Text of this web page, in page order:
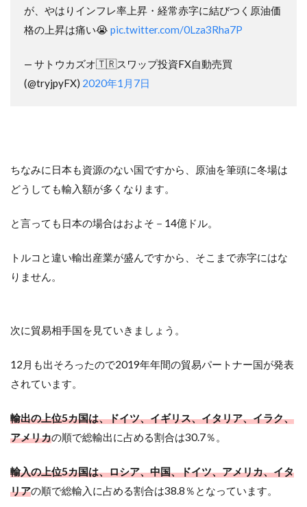
が、やはりインフレ率上昇・経常赤字に結びつく原油価
格の上昇は痛い😭 pic.twitter.com/0Lza3Rha7P
— サトウカズオ🇹🇷スワップ投資FX自動売買
(@tryjpyFX) 2020年1月7日
ちなみに日本も資源のない国ですから、原油を筆頭に冬場は
どうしても輸入額が多くなります。
と言っても日本の場合はおよそ－14億ドル。
トルコと違い輸出産業が盛んですから、そこまで赤字にはな
りません。
次に貿易相手国を見ていきましょう。
12月も出そろったので2019年年間の貿易パートナー国が発表
されています。
輸出の上位5カ国は、ドイツ、イギリス、イタリア、イラク、
アメリカの順で総輸出に占める割合は30.7％。
輸入の上位5カ国は、ロシア、中国、ドイツ、アメリカ、イタ
リアの順で総輸入に占める割合は38.8％となっています。